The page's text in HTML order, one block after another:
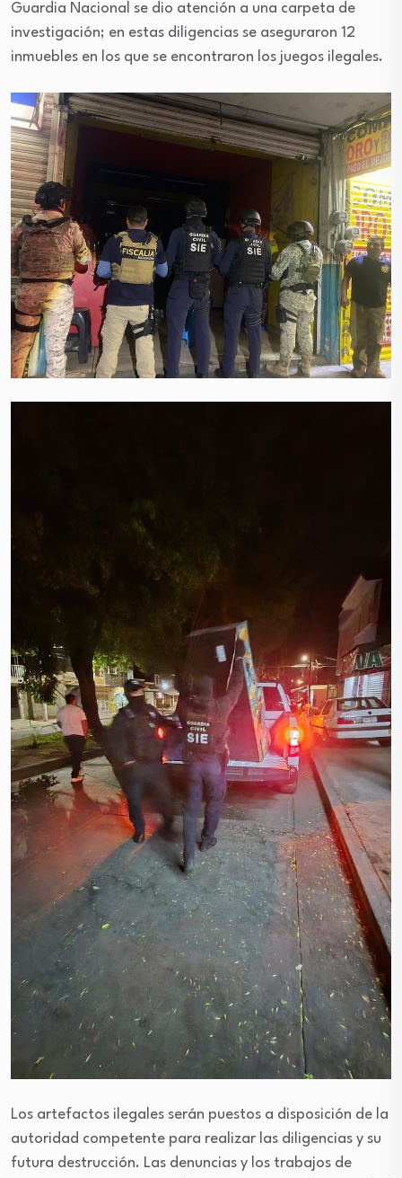
Guardia Nacional se dio atención a una carpeta de
investigación; en estas diligencias se aseguraron 12
inmuebles en los que se encontraron los juegos ilegales.
Los artefactos ilegales serán puestos a disposición de la
autoridad competente para realizar las diligencias y su
futura destrucción. Las denuncias y los trabajos de